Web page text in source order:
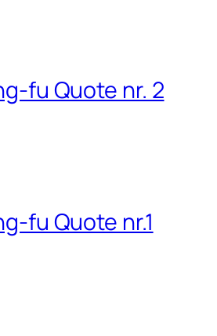
fu Quote nr. 2
fu Quote nr.1